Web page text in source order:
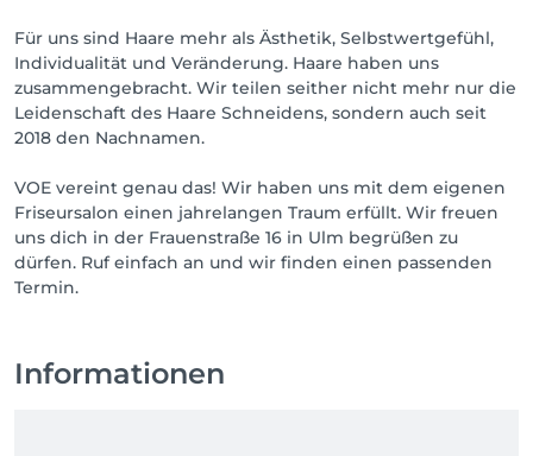
Für uns sind Haare mehr als Ästhetik, Selbstwertgefühl,
Individualität und Veränderung. Haare haben uns
zusammengebracht. Wir teilen seither nicht mehr nur die
Leidenschaft des Haare Schneidens, sondern auch seit
2018 den Nachnamen.
VOE vereint genau das! Wir haben uns mit dem eigenen
Friseursalon einen jahrelangen Traum erfüllt. Wir freuen
uns dich in der Frauenstraße 16 in Ulm begrüßen zu
dürfen. Ruf einfach an und wir finden einen passenden
Termin.
Informationen